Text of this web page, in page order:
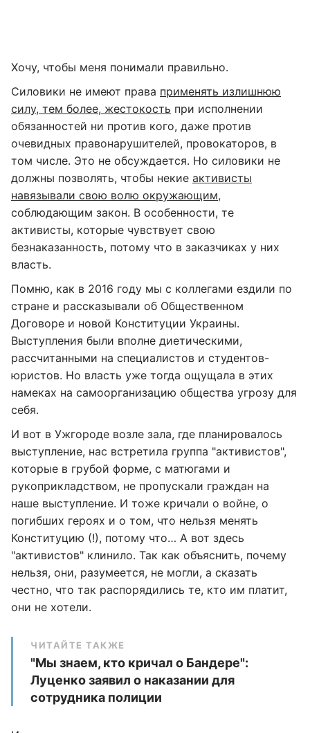
Хочу, чтобы меня понимали правильно.
Силовики не имеют права применять излишнюю
силу, тем более, жестокость при исполнении
обязанностей ни против кого, даже против
очевидных правонарушителей, провокаторов, в
том числе. Это не обсуждается. Но силовики не
должны позволять, чтобы некие активисты
навязывали свою волю окружающим,
соблюдающим закон. В особенности, те
активисты, которые чувствует свою
безнаказанность, потому что в заказчиках у них
власть.
Помню, как в 2016 году мы с коллегами ездили по
стране и рассказывали об Общественном
Договоре и новой Конституции Украины.
Выступления были вполне диетическими,
рассчитанными на специалистов и студентов-
юристов. Но власть уже тогда ощущала в этих
намеках на самоорганизацию общества угрозу для
себя.
И вот в Ужгороде возле зала, где планировалось
выступление, нас встретила группа "активистов",
которые в грубой форме, с матюгами и
рукоприкладством, не пропускали граждан на
наше выступление. И тоже кричали о войне, о
погибших героях и о том, что нельзя менять
Конституцию (!), потому что… А вот здесь
"активистов" клинило. Так как объяснить, почему
нельзя, они, разумеется, не могли, а сказать
честно, что так распорядились те, кто им платит,
они не хотели.
ЧИТАЙТЕ ТАКЖЕ
"Мы знаем, кто кричал о Бандере":
Луценко заявил о наказании для
сотрудника полиции